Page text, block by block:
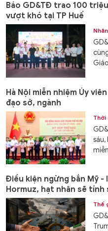
Báo GD&TĐ trao 100
vượt khó tại TP Huế
Hà Nội miễn nhiệm Ủy
đạo sở, ngành
Thời
sáu,
Điều kiện ngừng bắn Mỹ -
Hormuz, hạt nhân sẽ tính
Thế